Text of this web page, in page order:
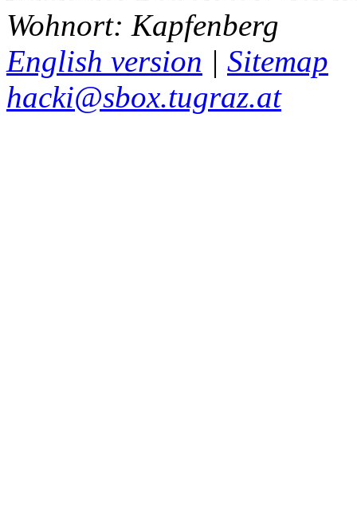
Wohnort: Kapfenberg
English version | Sitemap
hacki@sbox.tugraz.at